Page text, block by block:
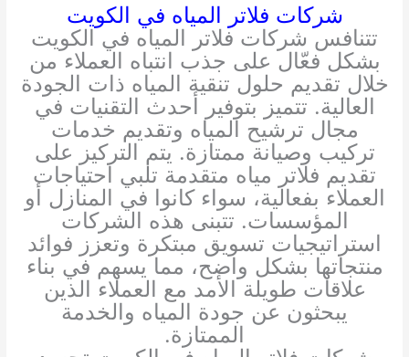
شركات فلاتر المياه في الكويت
تتنافس شركات فلاتر المياه في الكويت
بشكل فعّال على جذب انتباه العملاء من
خلال تقديم حلول تنقية المياه ذات الجودة
العالية. تتميز بتوفير أحدث التقنيات في
مجال ترشيح المياه وتقديم خدمات
تركيب وصيانة ممتازة. يتم التركيز على
تقديم فلاتر مياه متقدمة تلبي احتياجات
العملاء بفعالية، سواء كانوا في المنازل أو
المؤسسات. تتبنى هذه الشركات
استراتيجيات تسويق مبتكرة وتعزز فوائد
منتجاتها بشكل واضح، مما يسهم في بناء
علاقات طويلة الأمد مع العملاء الذين
يبحثون عن جودة المياه والخدمة
الممتازة.